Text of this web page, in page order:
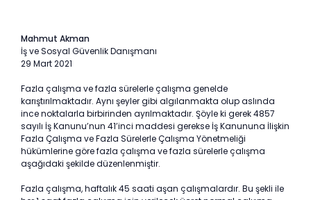
Mahmut Akman
İş ve Sosyal Güvenlik Danışmanı
29 Mart 2021
Fazla çalışma ve fazla sürelerle çalışma genelde
karıştırılmaktadır. Aynı şeyler gibi algılanmakta olup aslında
ince noktalarla birbirinden ayrılmaktadır. Şöyle ki gerek 4857
sayılı İş Kanunu’nun 41’inci maddesi gerekse İş Kanununa İlişkin
Fazla Çalışma ve Fazla Sürelerle Çalışma Yönetmeliği
hükümlerine göre fazla çalışma ve fazla sürelerle çalışma
aşağıdaki şekilde düzenlenmiştir.
Fazla çalışma, haftalık 45 saati aşan çalışmalardır. Bu şekli ile